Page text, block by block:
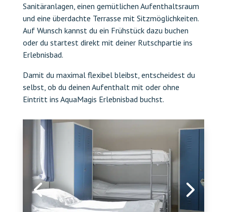
Sanitäranlagen, einen gemütlichen Aufenthaltsraum
und eine überdachte Terrasse mit Sitzmöglichkeiten.
Auf Wunsch kannst du ein Frühstück dazu buchen
oder du startest direkt mit deiner Rutschpartie ins
Erlebnisbad.
Damit du maximal flexibel bleibst, entscheidest du
selbst, ob du deinen Aufenthalt mit oder ohne
Eintritt ins AquaMagis Erlebnisbad buchst.